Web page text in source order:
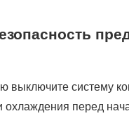
выключите систему
перед